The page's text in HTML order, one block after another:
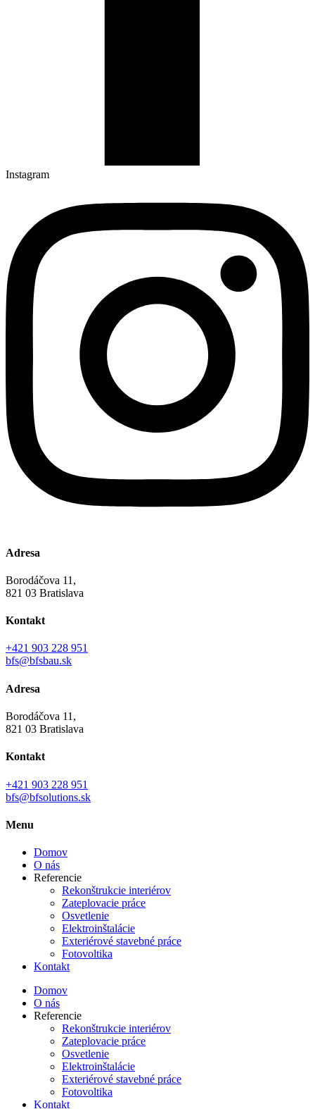
Instagram
Adresa
Borodáčova 11,
821 03 Bratislava
Kontakt
+421 903 228 951
bfs@bfsbau.sk
Adresa
Borodáčova 11,
821 03 Bratislava
Kontakt
+421 903 228 951
bfs@bfsolutions.sk
Menu
Domov
O nás
Referencie
Rekonštrukcie interiérov
Zateplovacie práce
Osvetlenie
Elektroinštalácie
Exteriérové stavebné práce
Fotovoltika
Kontakt
Domov
O nás
Referencie
Rekonštrukcie interiérov
Zateplovacie práce
Osvetlenie
Elektroinštalácie
Exteriérové stavebné práce
Fotovoltika
Kontakt